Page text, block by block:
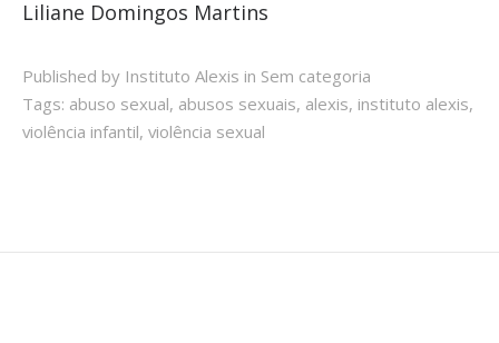
Liliane Domingos Martins
Published by Instituto Alexis in Sem categoria
Tags: abuso sexual, abusos sexuais, alexis, instituto alexis,
violência infantil, violência sexual